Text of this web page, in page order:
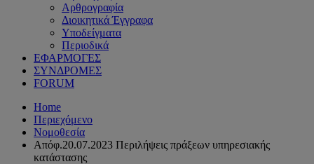
Αρθρογραφία
Διοικητικά Έγγραφα
Υποδείγματα
Περιοδικά
ΕΦΑΡΜΟΓΕΣ
ΣΥΝΔΡΟΜΕΣ
FORUM
Home
Περιεχόμενο
Νομοθεσία
Απόφ.20.07.2023 Περιλήψεις πράξεων υπηρεσιακής
κατάστασης